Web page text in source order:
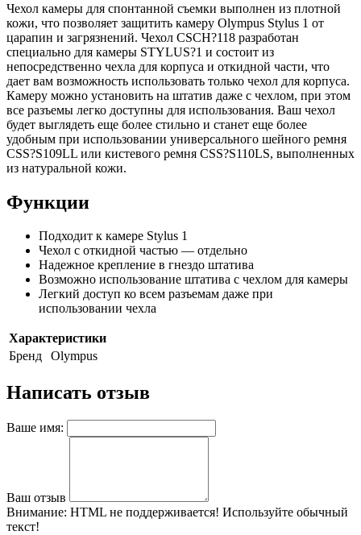
Чехол камеры для спонтанной съемки выполнен из плотной
кожи, что позволяет защитить камеру Olympus Stylus 1 от
царапин и загрязнений. Чехол CSCH?118 разработан
специально для камеры STYLUS?1 и состоит из
непосредственно чехла для корпуса и откидной части, что
дает вам возможность использовать только чехол для корпуса.
Камеру можно установить на штатив даже с чехлом, при этом
все разъемы легко доступны для использования. Ваш чехол
будет выглядеть еще более стильно и станет еще более
удобным при использовании универсального шейного ремня
CSS?S109LL или кистевого ремня CSS?S110LS, выполненных
из натуральной кожи.
Функции
Подходит к камере Stylus 1
Чехол с откидной частью — отдельно
Надежное крепление в гнездо штатива
Возможно использование штатива с чехлом для камеры
Легкий доступ ко всем разъемам даже при
использовании чехла
Характеристики
Бренд
Olympus
Написать отзыв
Ваше имя:
Ваш отзыв
Внимание: HTML не поддерживается! Используйте обычный
текст!